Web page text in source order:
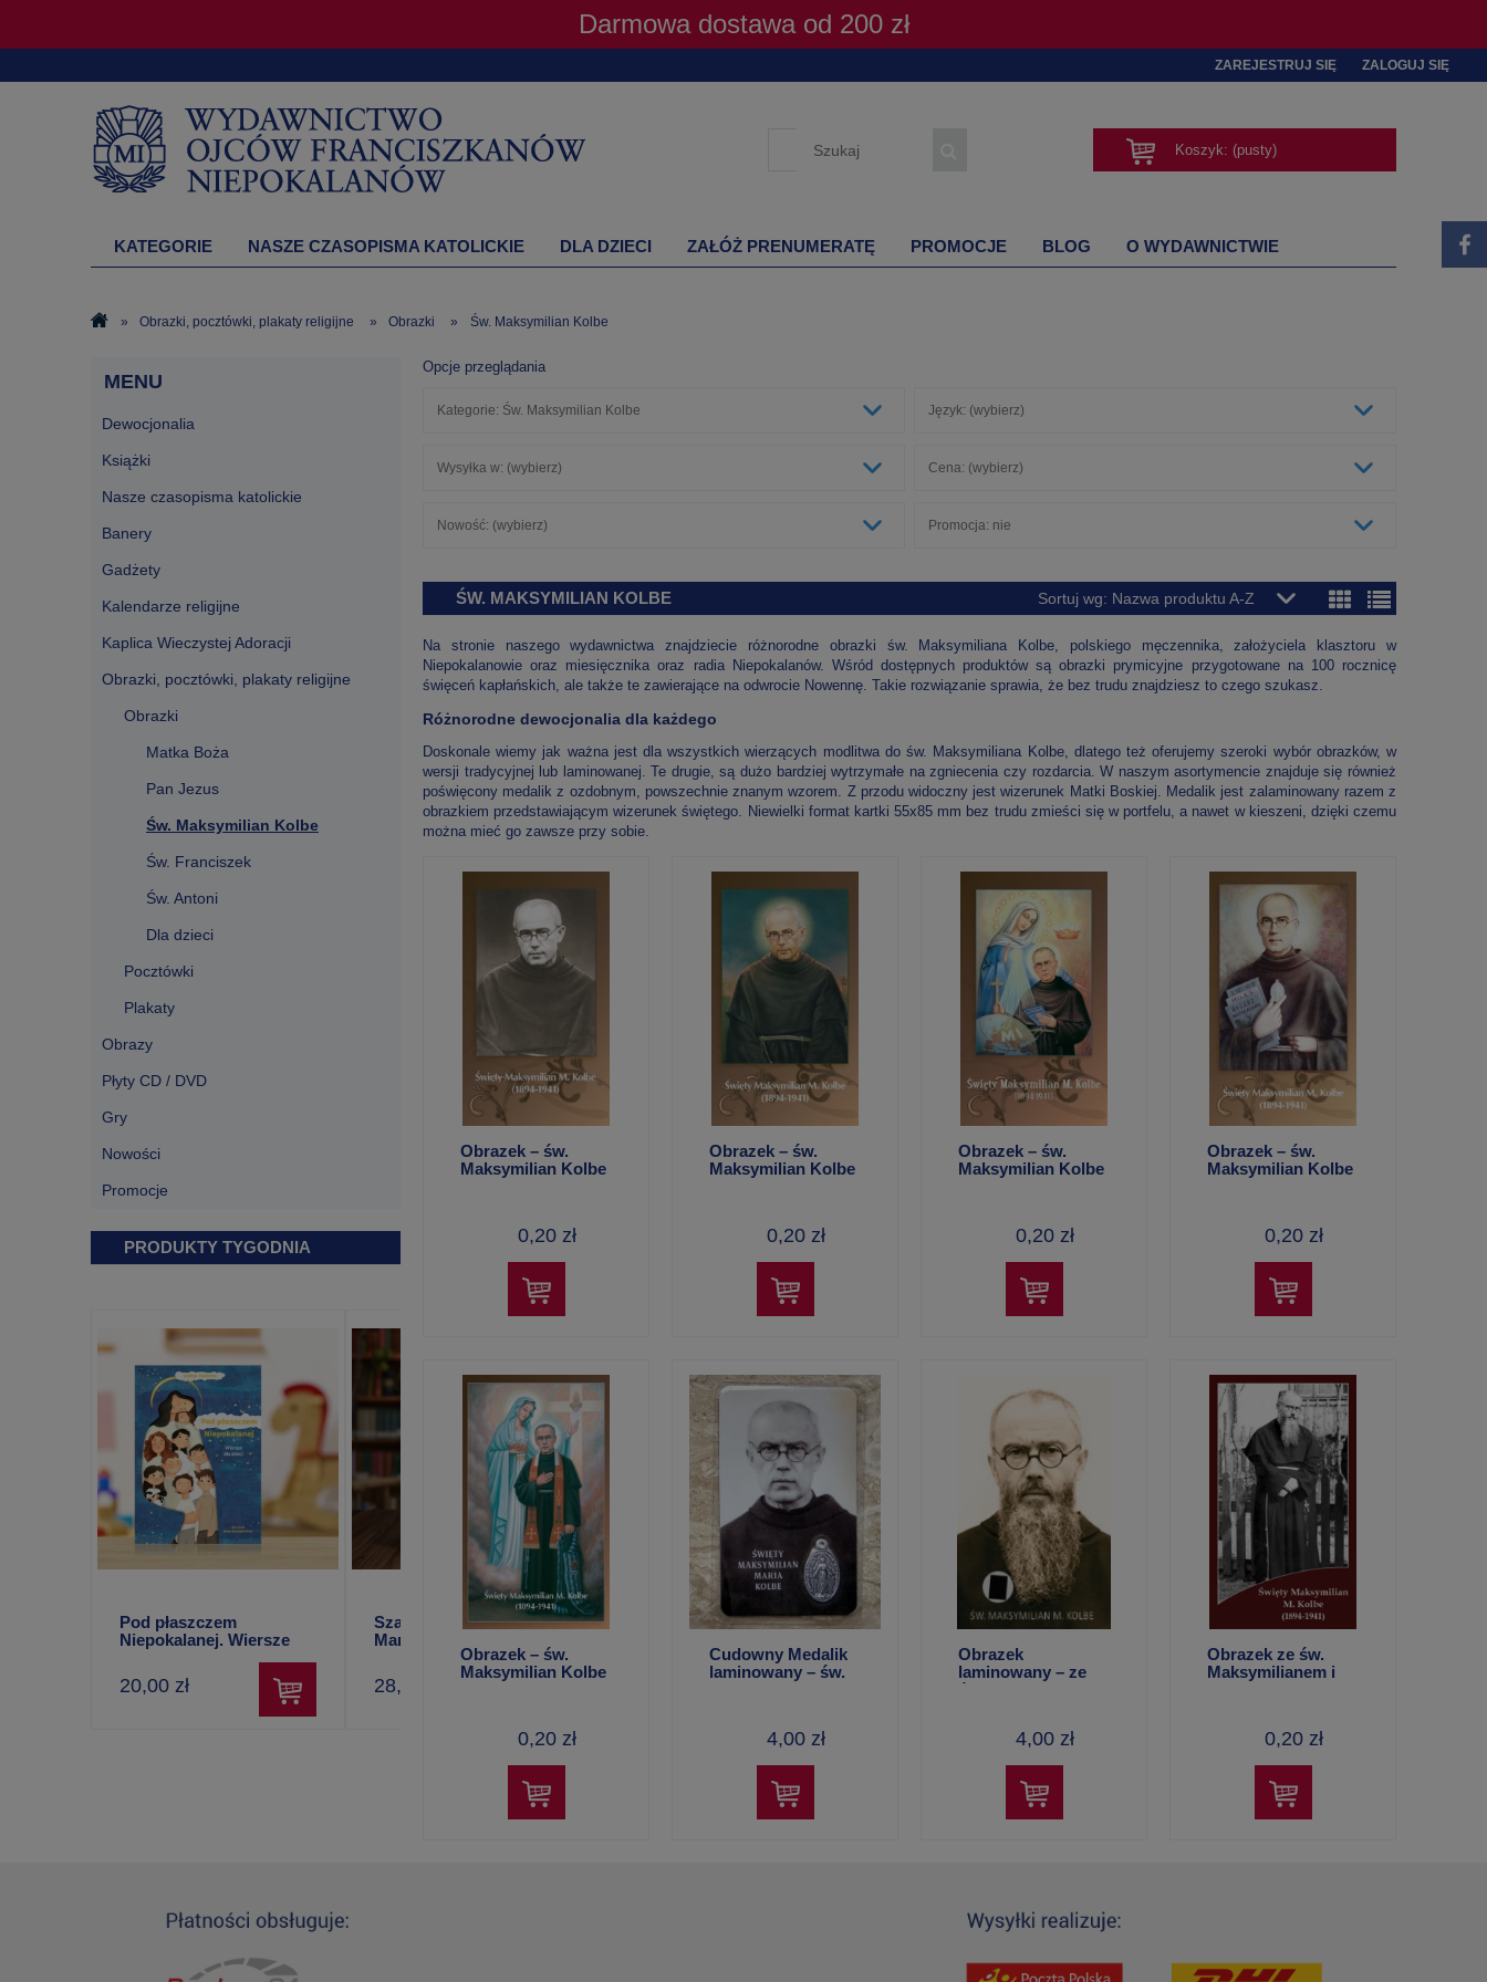
Darmowa dostawa od 200 zł
ZAREJESTRUJ SIĘ ZALOGUJ SIĘ
Koszyk: (pusty)
KATEGORIE NASZE CZASOPISMA KATOLICKIE DLA DZIECI ZAŁÓŻ PRENUMERATĘ PROMOCJE BLOG O WYDAWNICTWIE
» Obrazki, pocztówki, plakaty religijne » Obrazki » Św. Maksymilian Kolbe
MENU
Dewocjonalia
Książki
Nasze czasopisma katolickie
Banery
Gadżety
Kalendarze religijne
Kaplica Wieczystej Adoracji
Obrazki, pocztówki, plakaty religijne
Obrazki
Matka Boża
Pan Jezus
Św. Maksymilian Kolbe
Św. Franciszek
Św. Antoni
Dla dzieci
Pocztówki
Plakaty
Obrazy
Płyty CD / DVD
Gry
Nowości
Promocje
PRODUKTY TYGODNIA
Pod płaszczem
Niepokalanej. Wiersze
Todorski
20,00 zł
Szaleniec Niepokalanej –
Maria Winowska
28,00 zł
Camino zapisane
Modlitewnik Rycerstwa
kalendarzem 2027 r.
Kubek porcelanowy
Opcje przeglądania
Kategorie: Św. Maksymilian Kolbe Język: (wybierz)
Wysyłka w: (wybierz) Cena: (wybierz)
Nowość: (wybierz) Promocja: nie
ŚW. MAKSYMILIAN KOLBE Sortuj wg: Nazwa produktu A-Z
Na stronie naszego wydawnictwa znajdziecie różnorodne obrazki św. Maksymiliana Kolbe, polskiego męczennika, założyciela klasztoru w
Niepokalanowie oraz miesięcznika oraz radia Niepokalanów. Wśród dostępnych produktów są obrazki prymicyjne przygotowane na 100 rocznicę
święceń kapłańskich, ale także te zawierające na odwrocie Nowennę. Takie rozwiązanie sprawia, że bez trudu znajdziesz to czego szukasz.
Różnorodne dewocjonalia dla każdego
Doskonale wiemy jak ważna jest dla wszystkich wierzących modlitwa do św. Maksymiliana Kolbe, dlatego też oferujemy szeroki wybór obrazków, w
wersji tradycyjnej lub laminowanej. Te drugie, są dużo bardziej wytrzymałe na zgniecenia czy rozdarcia. W naszym asortymencie znajduje się również
poświęcony medalik z ozdobnym, powszechnie znanym wzorem. Z przodu widoczny jest wizerunek Matki Boskiej. Medalik jest zalaminowany razem z
obrazkiem przedstawiającym wizerunek świętego. Niewielki format kartki 55x85 mm bez trudu zmieści się w portfelu, a nawet w kieszeni, dzięki czemu
można mieć go zawsze przy sobie.
Obrazek – św.
Maksymilian Kolbe
0,20 zł
Obrazek – św.
Maksymilian Kolbe
0,20 zł
Obrazek – św.
Maksymilian Kolbe
0,20 zł
Obrazek – św.
Maksymilian Kolbe
0,20 zł
Obrazek – św.
Maksymilian Kolbe
0,20 zł
Cudowny Medalik
laminowany – św.
4,00 zł
Obrazek
laminowany – ze
św. Maksymilianem
4,00 zł
Obrazek ze św.
Maksymilianem i
0,20 zł